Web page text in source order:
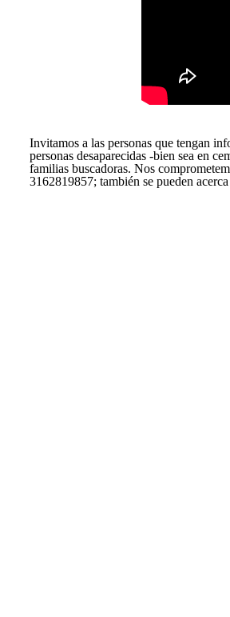
Invitamos a las personas que tengan
personas desaparecidas -bien sea en
familias buscadoras. Nos
3162819857; también se pueden